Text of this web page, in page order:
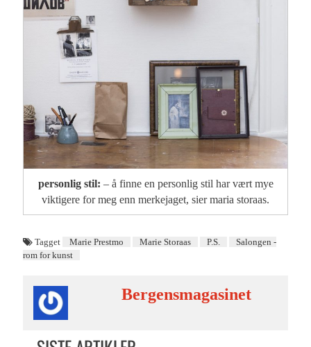
personlig stil: – å finne en personlig stil har vært mye
viktigere for meg enn merkejaget, sier maria storaas.
Tagget Marie Prestmo Marie Storaas P.S.
Salongen -
rom for kunst
Bergensmagasinet